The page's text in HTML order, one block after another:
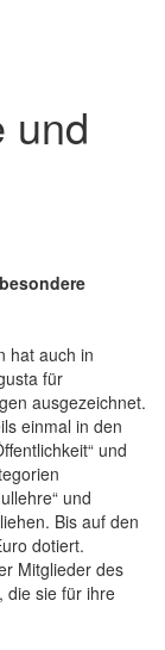
und
hat auch in
für
ausgezeichnet.
einmal in den
und
und
Bis auf den
dotiert.
Mitglieder des
die sie für ihre